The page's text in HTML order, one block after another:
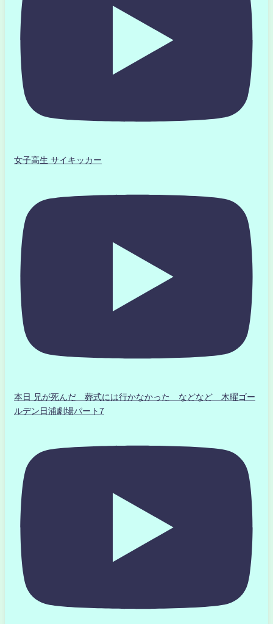
女子高生 サイキッカー
本日 兄が死んだ 葬式には行かなかった などなど 木曜ゴー
ルデン日浦劇場パート7